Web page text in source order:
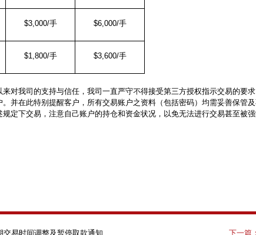
$3,000/手 $6,000/手
$1,800/手 $3,600/手
来对我司的支持与信任，我司一直严守不得接受第三方授权指示交易的要
。并在此特别提醒客户，所有交易账户之资料（包括密码）均需妥善保管
规定下交易，注意自己账户的持仓和资金状况，以免无法进行交易甚至被
交易时间调整及暂停取款通知 下一篇：